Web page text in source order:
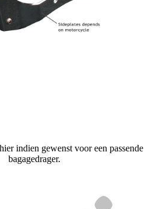
indien gewenst voor een passende
bagagedrager.